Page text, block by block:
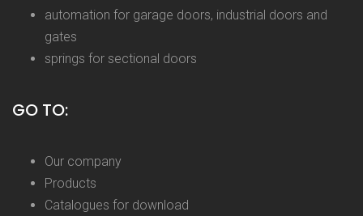
automation for garage doors, industrial doors and
gates
springs for sectional doors
GO TO:
Our company
Products
Catalogues for download